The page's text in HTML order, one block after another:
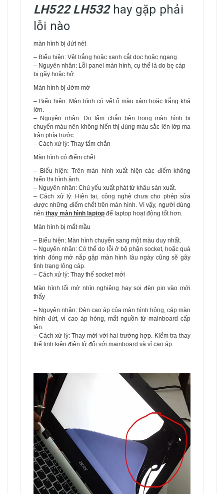
LH522 LH532hay gặp phải
lỗi nào
màn hình bị đứt nét
– Biểu hiện: Vệt trắng hoặc xanh cắt dọc hoặc ngang.
– Nguyên nhân: Lỗi panel màn hình, cụ thể là do bẹ cáp
bị gãy hoặc hở.
Màn hình bị đớm mờ
– Biểu hiện: Màn hình có vết ố màu xám hoặc trắng khá
lớn.
– Nguyên nhân: Do tấm chắn bên trong màn hình bị
chuyển màu nên không hiển thị đúng màu sắc lên lớp ma
trận phía trước.
– Cách xử lý: Thay tấm chắn
Màn hình có điểm chết
– Biểu hiện: Trên màn hình xuất hiện các điểm không
hiển thị hình ảnh.
– Nguyên nhân: Chủ yếu xuất phát từ khâu sản xuất.
– Cách xử lý: Hiện tại, công nghệ chưa cho phép sửa
được những điểm chết trên màn hình. Vì vậy, người dùng
nên thay màn hình laptop để laptop hoạt động tốt hơn.
Màn hình bị mất mầu
– Biểu hiện: Màn hình chuyển sang một màu duy nhất.
– Nguyên nhân: Có thể do lỗi ở bộ phận socket, hoặc quá
trình đóng mở nắp gập màn hình lâu ngày cũng sẽ gây
tình trạng lỏng cáp.
– Cách xử lý: Thay thế socket mới
Màn hình tối mờ nhìn nghiêng hay soi đèn pin vào mới
thấy
– Nguyên nhân: Đèn cao áp của màn hình hỏng, cáp màn
hình đứt, vỉ cao áp hỏng, mất nguồn từ mainboard cấp
lên.
– Cách xử lý: Thay mới với hai trường hợp. Kiểm tra thay
thế linh kiện điện tử đối với mainboard và vỉ cao áp.